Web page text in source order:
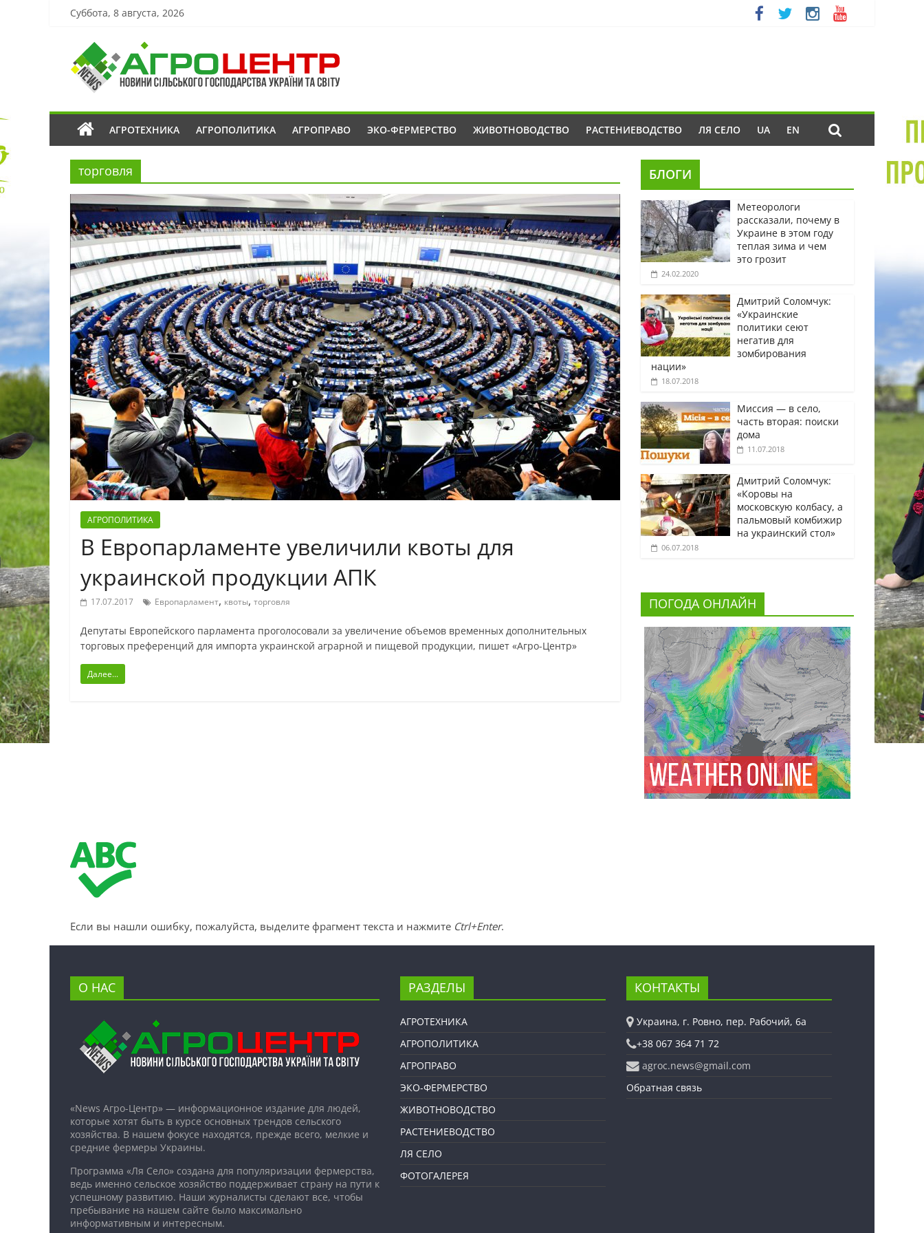
Суббота, 8 августа, 2026
АГРОТЕХНИКА АГРОПОЛИТИКА АГРОПРАВО ЭКО-ФЕРМЕРСТВО ЖИВОТНОВОДСТВО РАСТЕНИЕВОДСТВО ЛЯ СЕЛО UA EN
торговля
АГРОПОЛИТИКА
В Европарламенте увеличили квоты для
украинской продукции АПК
17.07.2017 Европарламент, квоты, торговля
Депутаты Европейского парламента проголосовали за увеличение объемов временных дополнительных
торговых преференций для импорта украинской аграрной и пищевой продукции, пишет «Агро-Центр»
Далее...
БЛОГИ
Метеорологи
рассказали, почему в
Украине в этом году
теплая зима и чем
это грозит
24.02.2020
Дмитрий Соломчук:
«Украинские
политики сеют
негатив для
зомбирования
нации»
18.07.2018
Миссия — в село,
часть вторая: поиски
дома
11.07.2018
Дмитрий Соломчук:
«Коровы на
московскую колбасу, а
пальмовый комбижир
на украинский стол»
06.07.2018
ПОГОДА ОНЛАЙН
Если вы нашли ошибку, пожалуйста, выделите фрагмент текста и нажмите Ctrl+Enter.
О НАС
«News Агро-Центр» — информационное издание для людей,
которые хотят быть в курсе основных трендов сельского
хозяйства. В нашем фокусе находятся, прежде всего, мелкие и
средние фермеры Украины.
Программа «Ля Село» создана для популяризации фермерства,
ведь именно сельское хозяйство поддерживает страну на пути к
успешному развитию. Наши журналисты сделают все, чтобы
пребывание на нашем сайте было максимально
информативным и интересным.
РАЗДЕЛЫ
АГРОТЕХНИКА
АГРОПОЛИТИКА
АГРОПРАВО
ЭКО-ФЕРМЕРСТВО
ЖИВОТНОВОДСТВО
РАСТЕНИЕВОДСТВО
ЛЯ СЕЛО
ФОТОГАЛЕРЕЯ
КОНТАКТЫ
Украина, г. Ровно, пер. Рабочий, 6а
+38 067 364 71 72
agroc.news@gmail.com
Обратная связь